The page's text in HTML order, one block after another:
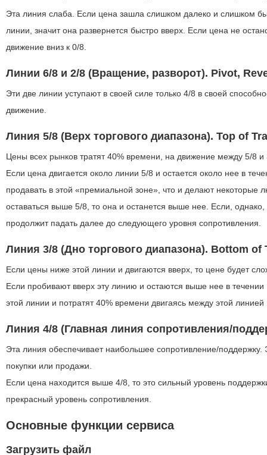
Эта линия слаба. Если цена зашла слишком далеко и слишком
линии, значит она развернется быстро вверх. Если цена не
движение вниз к 0/8.
Линии 6/8 и 2/8 (Вращение, разворот). Pivot,
Эти две линии уступают в своей силе только 4/8 в своей
движение.
Линия 5/8 (Верх торгового диапазона). Top of
Цены всех рынков тратят 40% времени, на движение между 5/8
Если цена двигается около линии 5/8 и остается около нее в
продавать в этой «премиальной зоне», что и делают некоторые
оставаться выше 5/8, то она и останется выше нее. Если,
продолжит падать далее до следующего уровня сопротивления.
Линия 3/8 (Дно торгового диапазона). Bottom of
Если цены ниже этой линии и двигаются вверх, то цене будет
Если пробивают вверх эту линию и остаются выше нее в
этой линии и потратят 40% времени двигаясь между этой
Линия 4/8 (Главная линия сопротивления/
Эта линия обеспечивает наибольшее сопротивление/
покупки или продажи.
Если цена находится выше 4/8, то это сильный уровень
прекрасный уровень сопротивления.
Основные функции сервиса
Загрузить файл